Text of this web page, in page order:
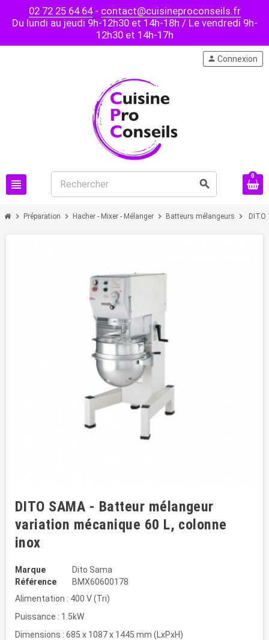
02 72 25 64 64- contact@cuisineproconseils.fr
Du lundi au jeudi 9h-12h30 et 14h-18h / Le vendredi 9h-
12h30 et 14h-17h
view_headline search
person Connexion
0
chevron_right Préparation chevron_right Hacher - Mixer - Mélanger chevron_right Batteurs mélangeurs chevron_right DITO
DITO SAMA - Batteur mélangeur
variation mécanique 60 L, colonne
inox
Marque
Dito Sama
Référence
BMX60600178
Alimentation : 400 V (Tri)
Puissance : 1.5kW
Dimensions : 685 x 1087 x 1445 mm (LxPxH)